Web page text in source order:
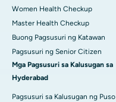
Women Health Checkup
Master Health Checkup
Buong Pagsusuri ng Katawan
Pagsusuri ng Senior Citizen
Mga Pagsusuri sa Kalusugan sa
Hyderabad
Pagsusuri sa Kalusugan ng Puso